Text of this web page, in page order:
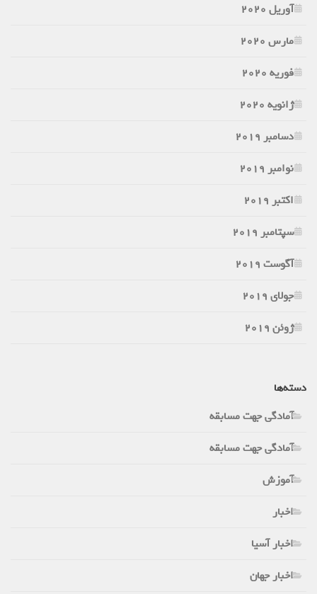
آوریل 2020
مارس 2020
فوریه 2020
ژانویه 2020
دسامبر 2019
نوامبر 2019
اکتبر 2019
سپتامبر 2019
آگوست 2019
جولای 2019
ژوئن 2019
دسته‌ها
آمادگی جهت مسابقه
آمادگی جهت مسابقه
آموزش
اخبار
اخبار آسیا
اخبار جهان